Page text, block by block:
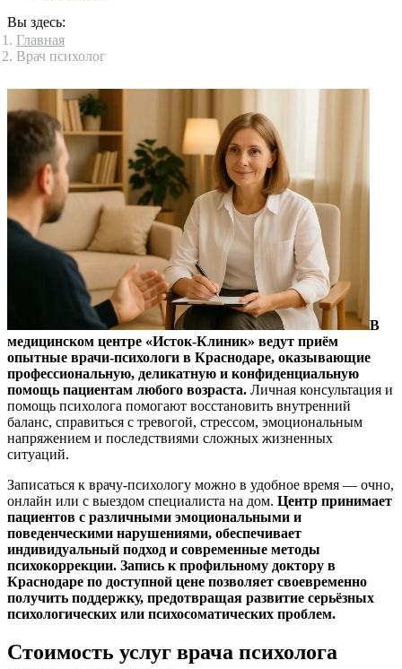
Вы здесь:
Главная
Врач психолог
В
медицинском центре «Исток-Клиник» ведут приём
опытные врачи-психологи в Краснодаре, оказывающие
профессиональную, деликатную и конфиденциальную
помощь пациентам любого возраста. Личная консультация и
помощь психолога помогают восстановить внутренний
баланс, справиться с тревогой, стрессом, эмоциональным
напряжением и последствиями сложных жизненных
ситуаций.
Записаться к врачу-психологу можно в удобное время — очно,
онлайн или с выездом специалиста на дом. Центр принимает
пациентов с различными эмоциональными и
поведенческими нарушениями, обеспечивает
индивидуальный подход и современные методы
психокоррекции. Запись к профильному доктору в
Краснодаре по доступной цене позволяет своевременно
получить поддержку, предотвращая развитие серьёзных
психологических или психосоматических проблем.
Стоимость услуг врача психолога